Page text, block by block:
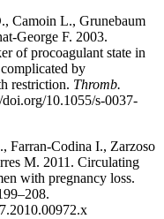
Camoin L., Grunebaum
George F. 2003.
of procoagulant state in
by
restriction. Thromb.
10.1055/s-0037-
Farran-Codina I., Zarzoso
M. 2011. Circulating
with pregnancy loss.